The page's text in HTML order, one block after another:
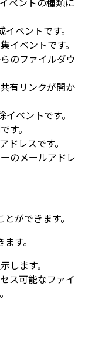
ベントです。
イベントです。
のファイルダウ
有リンクが開か
ベントです。
す。
ドレスです。
のメールアドレ
ができます。
す。
します。
ス可能なファイ